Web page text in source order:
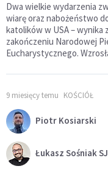
Dwa wielkie wydarzenia
wiarę oraz nabożeństwo
katolików w USA – wynika
zakończeniu Narodowej
Eucharystycznego.
9 miesięcy temu KOŚCIÓŁ
Piotr Kosiarski
Łukasz Sośniak SJ